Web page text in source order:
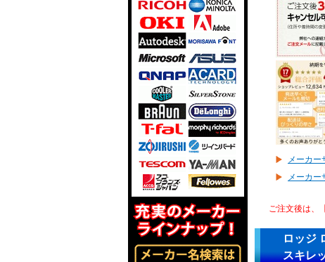
メーカー
メーカー
ご注文後は、
ロッジ
スキレ